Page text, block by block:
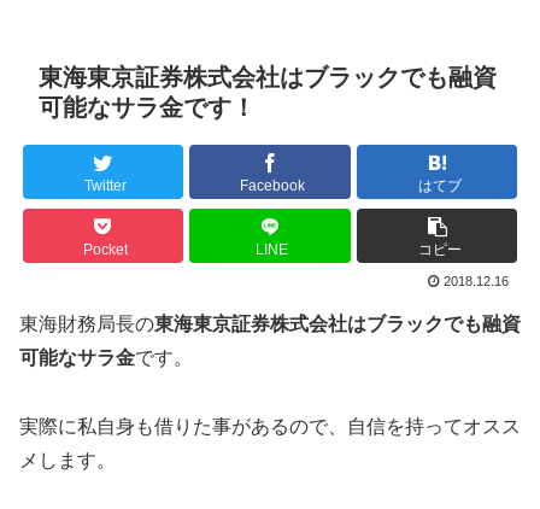
東海東京証券株式会社はブラックでも融資
可能なサラ金です！
Twitter Facebook はてブ
Pocket LINE コピー
2018.12.16
東海財務局長の東海東京証券株式会社はブラックでも融資
可能なサラ金です。
実際に私自身も借りた事があるので、自信を持ってオスス
メします。